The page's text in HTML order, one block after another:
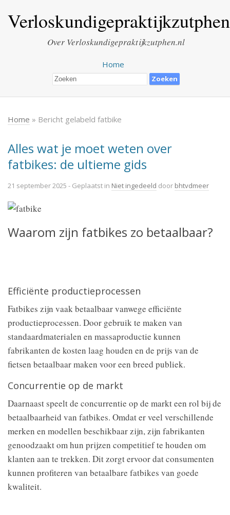
Over Verloskundigepraktijkzutphen.nl
Home
Home » Bericht gelabeld fatbike
Alles wat je moet weten over
fatbikes: de ultieme gids
21 september 2025 - Geplaatst in Niet ingedeeld door bhtvdmeer
Waarom zijn fatbikes zo betaalbaar?
Efficiënte productieprocessen
Fatbikes zijn vaak betaalbaar vanwege efficiënte
productieprocessen. Door gebruik te maken van
standaardmaterialen en massaproductie kunnen
fabrikanten de kosten laag houden en de prijs van de
fietsen betaalbaar maken voor een breed publiek.
Concurrentie op de markt
Daarnaast speelt de concurrentie op de markt een rol bij de
betaalbaarheid van fatbikes. Omdat er veel verschillende
merken en modellen beschikbaar zijn, zijn fabrikanten
genoodzaakt om hun prijzen competitief te houden om
klanten aan te trekken. Dit zorgt ervoor dat consumenten
kunnen profiteren van betaalbare fatbikes van goede
kwaliteit.